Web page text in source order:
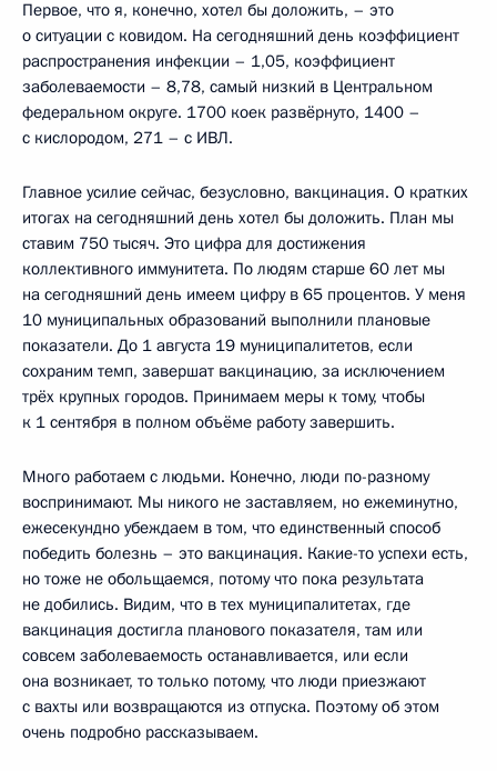
Первое, что я, конечно, хотел бы доложить, – это
о ситуации с ковидом. На сегодняшний день коэффициент
распространения инфекции – 1,05, коэффициент
заболеваемости – 8,78, самый низкий в Центральном
федеральном округе. 1700 коек развёрнуто, 1400 –
с кислородом, 271 – с ИВЛ.
Главное усилие сейчас, безусловно, вакцинация. О кратких
итогах на сегодняшний день хотел бы доложить. План мы
ставим 750 тысяч. Это цифра для достижения
коллективного иммунитета. По людям старше 60 лет мы
на сегодняшний день имеем цифру в 65 процентов. У меня
10 муниципальных образований выполнили плановые
показатели. До 1 августа 19 муниципалитетов, если
сохраним темп, завершат вакцинацию, за исключением
трёх крупных городов. Принимаем меры к тому, чтобы
к 1 сентября в полном объёме работу завершить.
Много работаем с людьми. Конечно, люди по-разному
воспринимают. Мы никого не заставляем, но ежеминутно,
ежесекундно убеждаем в том, что единственный способ
победить болезнь – это вакцинация. Какие-то успехи есть,
но тоже не обольщаемся, потому что пока результата
не добились. Видим, что в тех муниципалитетах, где
вакцинация достигла планового показателя, там или
совсем заболеваемость останавливается, или если
она возникает, то только потому, что люди приезжают
с вахты или возвращаются из отпуска. Поэтому об этом
очень подробно рассказываем.